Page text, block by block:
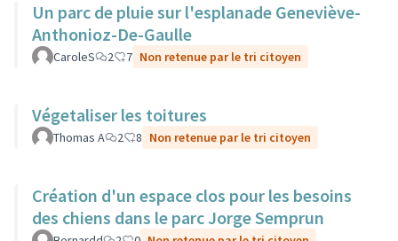
Un parc de pluie sur l'esplanade Geneviève-
Anthonioz-De-Gaulle
CaroleS 2 7 Non retenue par le tri citoyen
Végetaliser les toitures
Thomas A 2 8 Non retenue par le tri citoyen
Création d'un espace clos pour les besoins
des chiens dans le parc Jorge Semprun